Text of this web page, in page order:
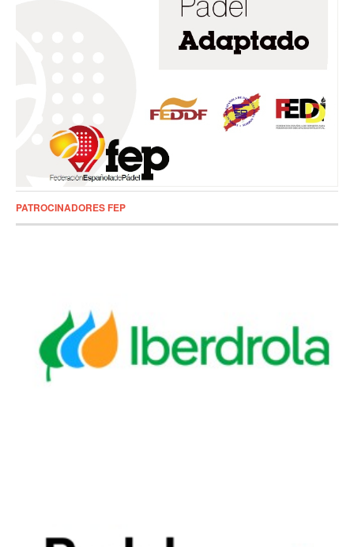
PATROCINADORES FEP